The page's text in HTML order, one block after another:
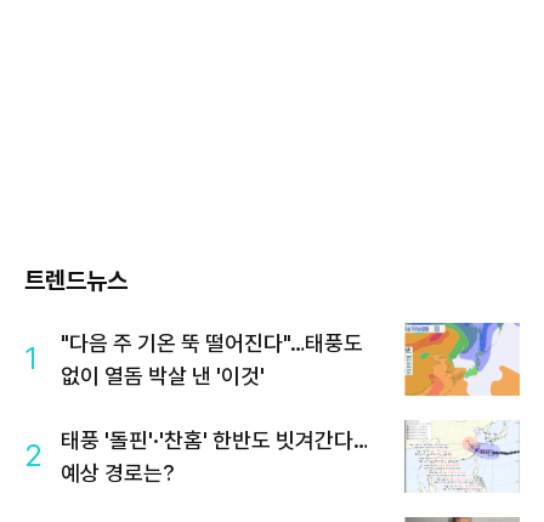
트렌드뉴스
1
"다음 주 기온 뚝 떨어진다"…태풍도
없이 열돔 박살 낸 '이것'
2
태풍 '돌핀'·'찬홈' 한반도 빗겨간다…
예상 경로는?